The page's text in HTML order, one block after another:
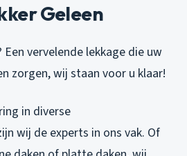
Geleen
Een vervelende lekkage die uw
zorgen, wij staan voor u klaar!
in diverse
wij de experts in ons vak. Of